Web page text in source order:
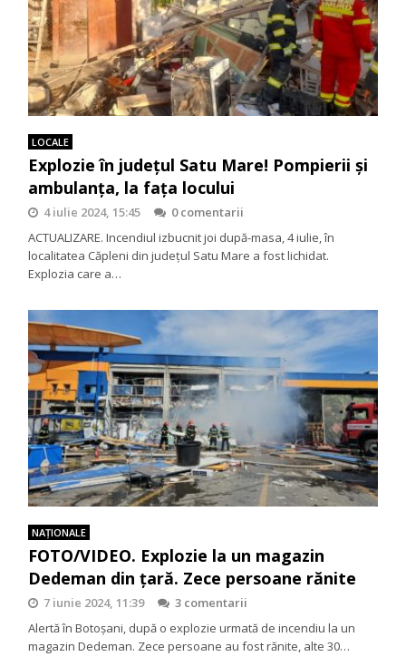
LOCALE
Explozie în județul Satu Mare! Pompierii și
ambulanța, la fața locului
4 iulie 2024, 15:45
0 comentarii
ACTUALIZARE. Incendiul izbucnit joi după-masa, 4 iulie, în
localitatea Căpleni din județul Satu Mare a fost lichidat.
Explozia care a…
NAŢIONALE
FOTO/VIDEO. Explozie la un magazin
Dedeman din țară. Zece persoane rănite
7 iunie 2024, 11:39
3 comentarii
Alertă în Botoșani, după o explozie urmată de incendiu la un
magazin Dedeman. Zece persoane au fost rănite, alte 30…